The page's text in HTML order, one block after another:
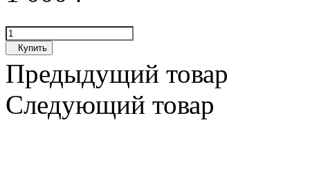
Купить
Предыдущий товар
Следующий товар